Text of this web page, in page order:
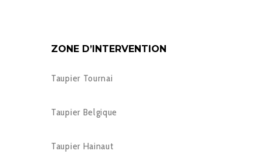
ZONE D’INTERVENTION
Taupier Tournai
Taupier Belgique
Taupier Hainaut